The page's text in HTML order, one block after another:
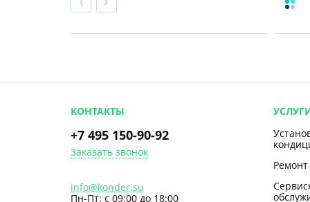
КОНТАКТЫ
+7 495 150-90-92
Заказать звонок
info@konder.su
Пн-Пт: с 09:00 до 18:00